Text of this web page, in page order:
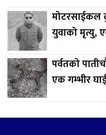
मोटरसाईकल
युवाको मृत्यु,
पर्वतको
एक गम्भीर